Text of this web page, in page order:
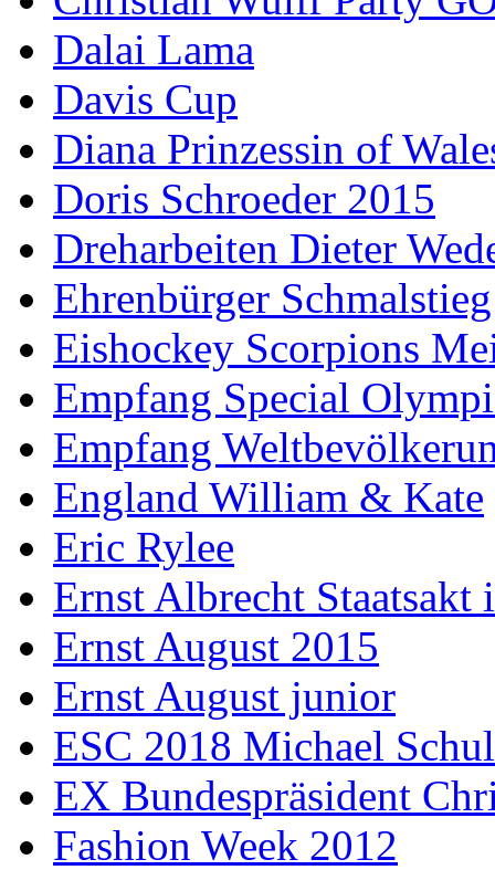
Dalai Lama
Davis Cup
Diana Prinzessin of
Doris Schroeder 2015
Dreharbeiten Dieter
Ehrenbürger Schmalstieg
Eishockey Scorpions
Empfang Special
Empfang
England William & Kate
Eric Rylee
Ernst Albrecht Staatsakt
Ernst August 2015
Ernst August junior
ESC 2018 Michael
EX Bundespräsident
Fashion Week 2012